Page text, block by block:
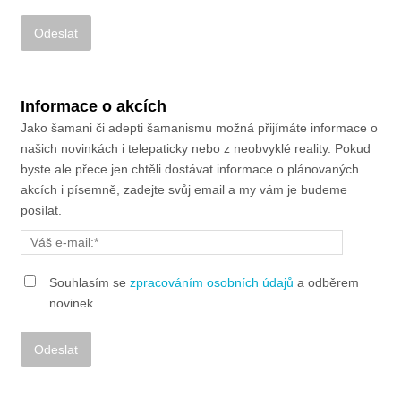
Informace o akcích
Jako šamani či adepti šamanismu možná přijímáte informace o
našich novinkách i telepaticky nebo z neobvyklé reality. Pokud
byste ale přece jen chtěli dostávat informace o plánovaných
akcích i písemně, zadejte svůj email a my vám je budeme
posílat.
Souhlasím se zpracováním osobních údajů a odběrem
novinek.